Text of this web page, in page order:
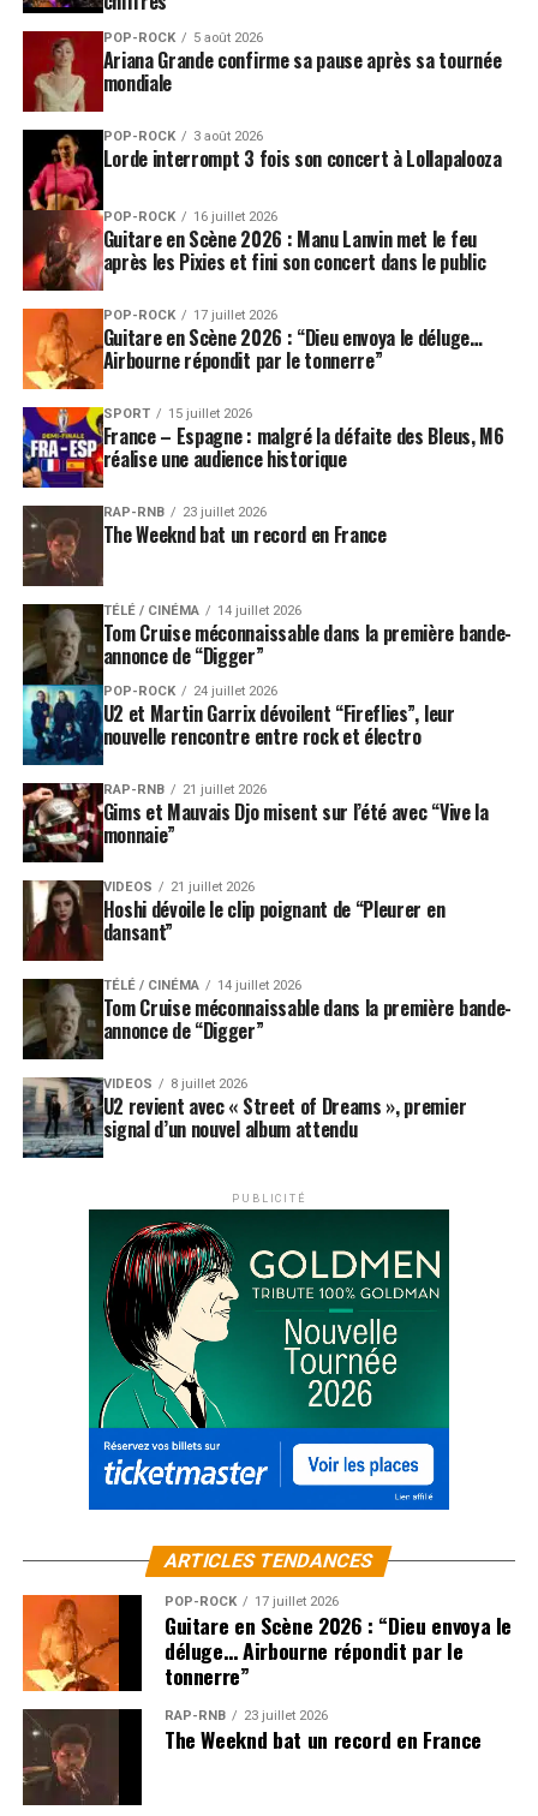
POP-ROCK 5 août 2026
Ariana Grande confirme sa pause après sa tournée
mondiale
POP-ROCK 3 août 2026
Lorde interrompt 3 fois son concert à Lollapalooza
POP-ROCK 16 juillet 2026
Guitare en Scène 2026 : Manu Lanvin met le feu
après les Pixies et fini son concert dans le public
POP-ROCK 17 juillet 2026
Guitare en Scène 2026 : “Dieu envoya le déluge…
Airbourne répondit par le tonnerre”
SPORT 15 juillet 2026
France – Espagne : malgré la défaite des Bleus, M6
réalise une audience historique
RAP-RNB 23 juillet 2026
The Weeknd bat un record en France
TÉLÉ / CINÉMA 14 juillet 2026
Tom Cruise méconnaissable dans la première bande-
annonce de “Digger”
POP-ROCK 24 juillet 2026
U2 et Martin Garrix dévoilent “Fireflies”, leur
nouvelle rencontre entre rock et électro
RAP-RNB 21 juillet 2026
Gims et Mauvais Djo misent sur l’été avec “Vive la
monnaie”
VIDEOS 21 juillet 2026
Hoshi dévoile le clip poignant de “Pleurer en
dansant”
TÉLÉ / CINÉMA 14 juillet 2026
Tom Cruise méconnaissable dans la première bande-
annonce de “Digger”
VIDEOS 8 juillet 2026
U2 revient avec « Street of Dreams », premier
signal d’un nouvel album attendu
PUBLICITÉ
ARTICLES TENDANCES
POP-ROCK 17 juillet 2026
Guitare en Scène 2026 : “Dieu envoya le
déluge… Airbourne répondit par le
tonnerre”
RAP-RNB 23 juillet 2026
The Weeknd bat un record en France